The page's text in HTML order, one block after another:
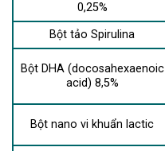
0,25%
Bột tảo Spirulina
Bột DHA (docosahexaenoic
acid) 8,5%
Bột nano vi khuẩn lactic